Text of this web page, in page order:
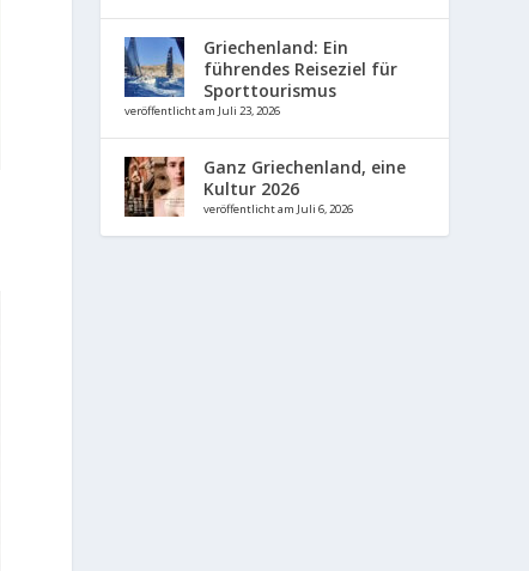
Griechenland: Ein
führendes Reiseziel für
Sporttourismus
veröffentlicht am Juli 23, 2026
Ganz Griechenland, eine
Kultur 2026
veröffentlicht am Juli 6, 2026